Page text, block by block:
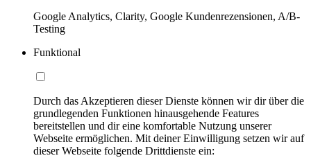
Google Analytics, Clarity, Google Kundenrezensionen, A/B-
Testing
Funktional
Durch das Akzeptieren dieser Dienste können wir dir über die
grundlegenden Funktionen hinausgehende Features
bereitstellen und dir eine komfortable Nutzung unserer
Webseite ermöglichen. Mit deiner Einwilligung setzen wir auf
dieser Webseite folgende Drittdienste ein: